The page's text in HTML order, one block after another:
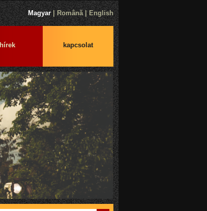
Magyar|Română|English
hírek kapcsolat